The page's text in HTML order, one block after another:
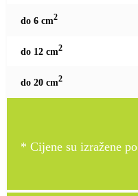
do 6 cm2
do 12 cm2
do 20 cm2
* Cijene su izražene